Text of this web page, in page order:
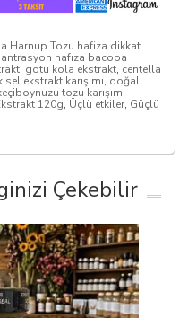
Harnup Tozu hafiza dikkat
hafıza bacopa
, gotu kola ekstrakt, centella
ekstrakt karışımı, doğal
tozu karışım,
120g, Üçlü etkiler, Güçlü
Çekebilir